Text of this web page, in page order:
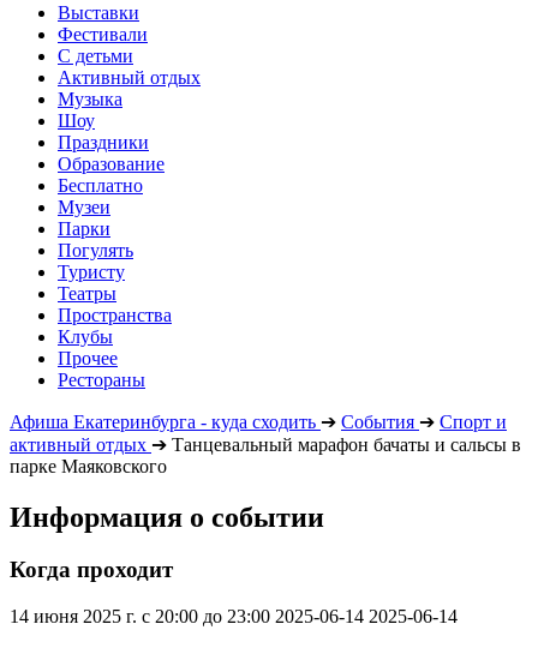
Выставки
Фестивали
С детьми
Активный отдых
Музыка
Шоу
Праздники
Образование
Бесплатно
Музеи
Парки
Погулять
Туристу
Театры
Пространства
Клубы
Прочее
Рестораны
Афиша Екатеринбурга - куда сходить ➔ События ➔ Спорт и
активный отдых ➔ Танцевальный марафон бачаты и сальсы в
парке Маяковского
Информация о событии
Когда проходит
14 июня 2025 г. с 20:00 до 23:00 2025-06-14 2025-06-14